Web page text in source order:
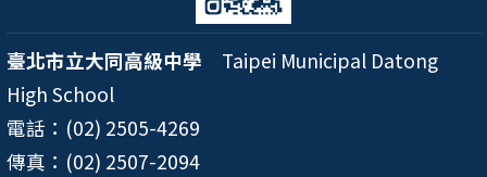
臺北市立大同高級中學 Taipei Municipal Datong
High School
電話：(02) 2505-4269
傳真：(02) 2507-2094